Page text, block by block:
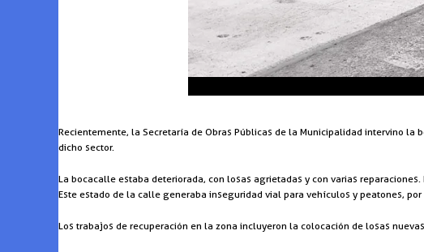
Recientemente, la Secretaría de Obras Públicas de la Municipalidad intervino
dicho sector.
La bocacalle estaba deteriorada, con losas agrietadas y con varias
Este estado de la calle generaba inseguridad vial para vehículos y peatones,
Los trabajos de recuperación en la zona incluyeron la colocación de losas